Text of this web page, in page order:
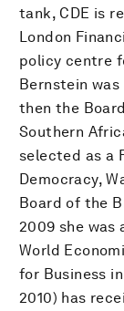
tank, CDE is
London
policy centre
Bernstein was
then the
Southern
selected as a
Democracy,
Board of the
2009 she
World
for Business
2010) has